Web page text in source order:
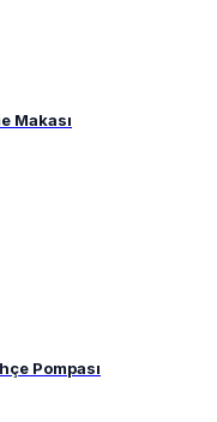
Makası
Pompası